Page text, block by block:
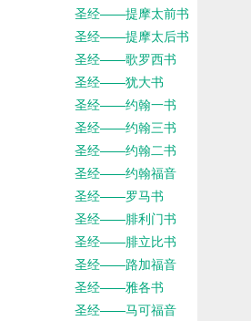
圣经——提摩太前书
圣经——提摩太后书
圣经——歌罗西书
圣经——犹大书
圣经——约翰一书
圣经——约翰三书
圣经——约翰二书
圣经——约翰福音
圣经——罗马书
圣经——腓利门书
圣经——腓立比书
圣经——路加福音
圣经——雅各书
圣经——马可福音